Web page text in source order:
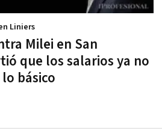
Milei en San
que los salarios ya no
básico
Liniers